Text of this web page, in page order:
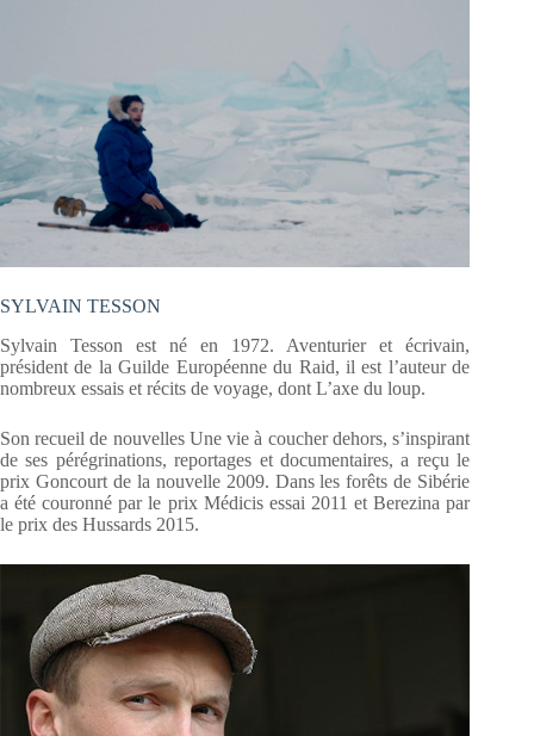
SYLVAIN TESSON
Sylvain Tesson est né en 1972. Aventurier et écrivain,
président de la Guilde Européenne du Raid, il est l’auteur de
nombreux essais et récits de voyage, dont L’axe du loup.
Son recueil de nouvelles Une vie à coucher dehors, s’inspirant
de ses pérégrinations, reportages et documentaires, a reçu le
prix Goncourt de la nouvelle 2009. Dans les forêts de Sibérie
a été couronné par le prix Médicis essai 2011 et Berezina par
le prix des Hussards 2015.